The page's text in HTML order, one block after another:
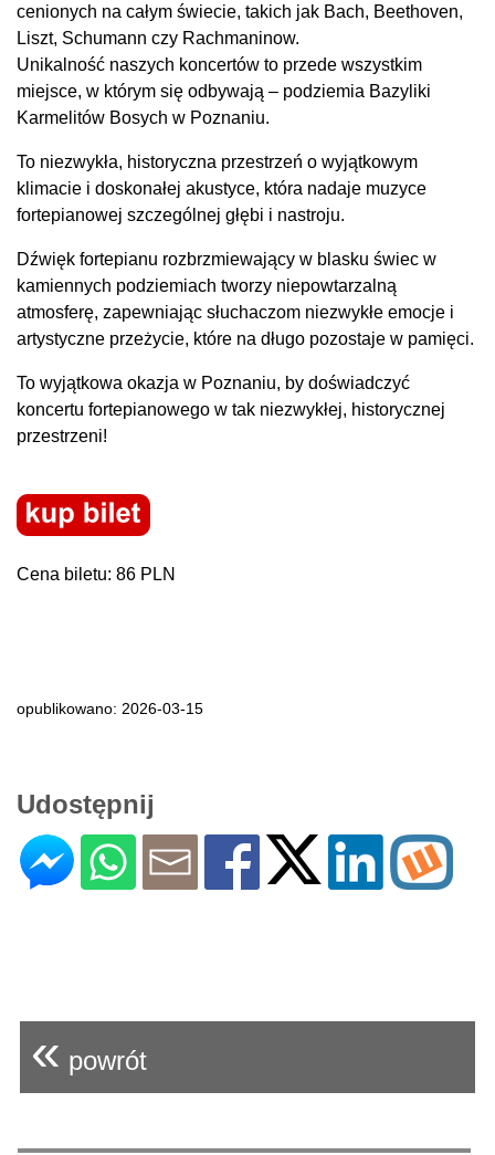
cenionych na całym świecie, takich jak Bach, Beethoven,
Liszt, Schumann czy Rachmaninow.
Unikalność naszych koncertów to przede wszystkim
miejsce, w którym się odbywają – podziemia Bazyliki
Karmelitów Bosych w Poznaniu.
To niezwykła, historyczna przestrzeń o wyjątkowym
klimacie i doskonałej akustyce, która nadaje muzyce
fortepianowej szczególnej głębi i nastroju.
Dźwięk fortepianu rozbrzmiewający w blasku świec w
kamiennych podziemiach tworzy niepowtarzalną
atmosferę, zapewniając słuchaczom niezwykłe emocje i
artystyczne przeżycie, które na długo pozostaje w pamięci.
To wyjątkowa okazja w Poznaniu, by doświadczyć
koncertu fortepianowego w tak niezwykłej, historycznej
przestrzeni!
Cena biletu: 86 PLN
opublikowano: 2026-03-15
Udostępnij
« powrót